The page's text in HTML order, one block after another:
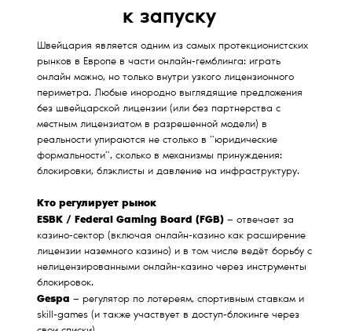
к запуску
Швейцария является одним из самых протекционистских
рынков в Европе в части онлайн-гемблинга: играть
онлайн можно, но только внутри узкого лицензионного
периметра. Любые инородно выглядящие предложения
без швейцарской лицензии (или без партнерства с
местным лицензиатом в разрешенной модели) в
реальности упираются не столько в “юридические
формальности”, сколько в механизмы принуждения:
блокировки, блэклисты и давление на инфраструктуру.
Кто регулирует рынок
ESBK / Federal Gaming Board (FGB) — отвечает за
казино-сектор (включая онлайн-казино как расширение
лицензии наземного казино) и в том числе ведёт борьбу с
нелицензированными онлайн-казино через инструменты
блокировок.
Gespa — регулятор по лотереям, спортивным ставкам и
skill-games (и также участвует в доступ-блокинге через